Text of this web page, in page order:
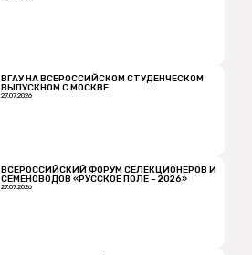
ВГАУ НА ВСЕРОССИЙСКОМ СТУДЕНЧЕСКОМ
ВЫПУСКНОМ С МОСКВЕ
27.07.2026
ВСЕРОССИЙСКИЙ ФОРУМ СЕЛЕКЦИОНЕРОВ И
СЕМЕНОВОДОВ «РУССКОЕ ПОЛЕ – 2026»
27.07.2026